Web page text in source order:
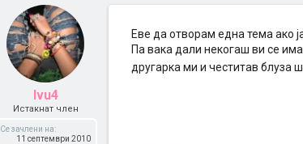
Ivu4
Истакнат член
Се зачлени на:
11 септември 2010
Еве да отворам една тема ако
Па вака дали некогаш ви се
другарка ми и честитав блуза